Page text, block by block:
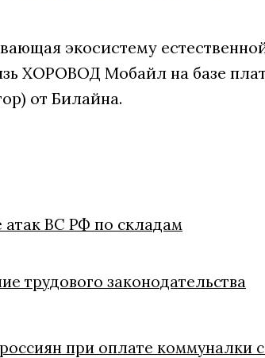
экосистему
ХОРОВОД Мобайл на базе
от Билайна.
атак ВС РФ по складам
трудового законодательства
при оплате коммуналки с